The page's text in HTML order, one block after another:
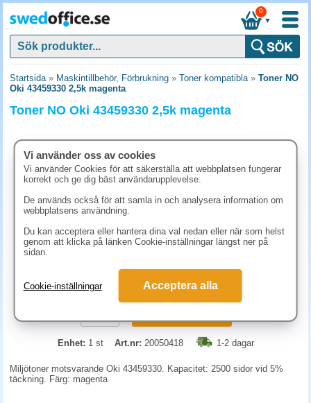
▼
0
Startsida» Maskintillbehör, Förbrukning » Toner kompatibla» Toner NO
Oki 43459330 2,5k magenta
Toner NO Oki 43459330 2,5k magenta
686.30 kr (inkl. moms)
Enhet: 1 st Art.nr: 20050418 1-2 dagar
Miljötoner motsvarande Oki 43459330. Kapacitet: 2500 sidor vid 5%
täckning. Färg: magenta
Vi använder oss av cookies
Vi använder Cookies för att säkerställa att webbplatsen fungerar
korrekt och ge dig bäst användarupplevelse.
De används också för att samla in och analysera information om
webbplatsens användning.
Du kan acceptera eller hantera dina val nedan eller när som helst
genom att klicka på länken Cookie-inställningar längst ner på
sidan.
Cookie-inställningar Acceptera alla